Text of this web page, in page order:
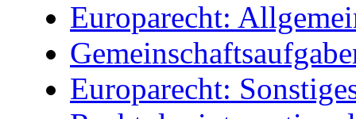
Europarecht:
Europarecht: